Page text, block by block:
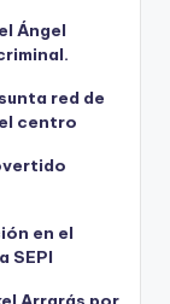
Ángel
red de
centro
en el
SEPI